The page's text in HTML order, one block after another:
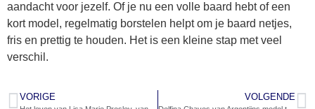
aandacht voor jezelf. Of je nu een volle baard hebt of een
kort model, regelmatig borstelen helpt om je baard netjes,
fris en prettig te houden. Het is een kleine stap met veel
verschil.
VORIGE VOLGENDE